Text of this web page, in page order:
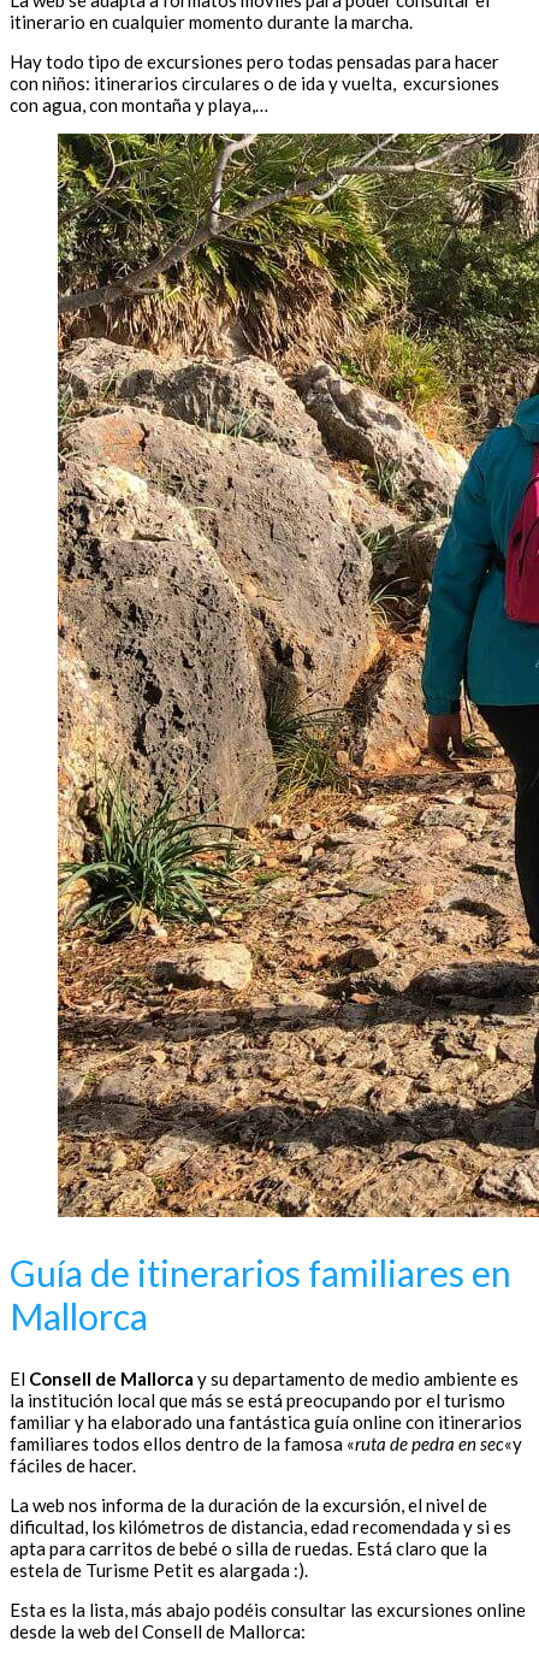
itinerario en cualquier momento durante la marcha.
Hay todo tipo de excursiones pero todas pensadas para hacer
con niños: itinerarios circulares o de ida y vuelta, excursiones
con agua, con montaña y playa,…
Guía de itinerarios familiares en
Mallorca
El Consell de Mallorca y su departamento de medio ambiente es
la institución local que más se está preocupando por el turismo
familiar y ha elaborado una fantástica guía online con itinerarios
familiares todos ellos dentro de la famosa «ruta de pedra en sec«y
fáciles de hacer.
La web nos informa de la duración de la excursión, el nivel de
dificultad, los kilómetros de distancia, edad recomendada y si es
apta para carritos de bebé o silla de ruedas. Está claro que la
estela de Turisme Petit es alargada :).
Esta es la lista, más abajo podéis consultar las excursiones online
desde la web del Consell de Mallorca: